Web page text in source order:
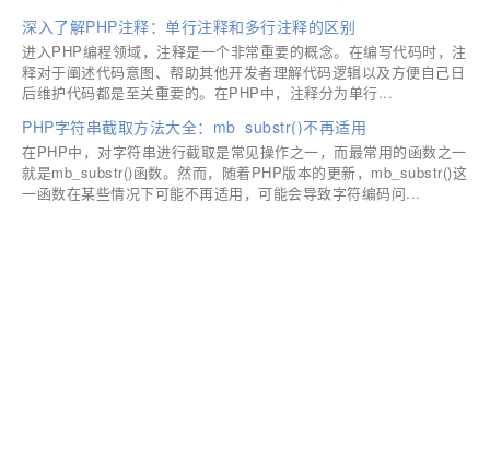
深入了解PHP注释：单行注释和多行注释的区别
进入PHP编程领域，注释是一个非常重要的概念。在编写代码时，注
释对于阐述代码意图、帮助其他开发者理解代码逻辑以及方便自己日
后维护代码都是至关重要的。在PHP中，注释分为单行...
PHP字符串截取方法大全：mb_substr()不再适用
在PHP中，对字符串进行截取是常见操作之一，而最常用的函数之一
就是mb_substr()函数。然而，随着PHP版本的更新，mb_substr()这
一函数在某些情况下可能不再适用，可能会导致字符编码问...